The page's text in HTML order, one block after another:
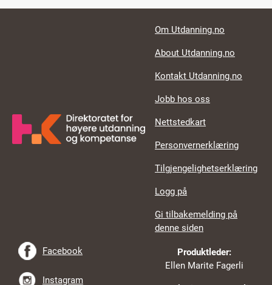
Footer links
Om Utdanning.no
About Utdanning.no
Kontakt Utdanning.no
Jobb hos oss
Nettstedkart
Personvernerklæring
Tilgjengelighetserklæring
Logg på
Gi tilbakemelding på
denne siden
Produktleder:
Ellen Marite Fagerli
Facebook
Instagram